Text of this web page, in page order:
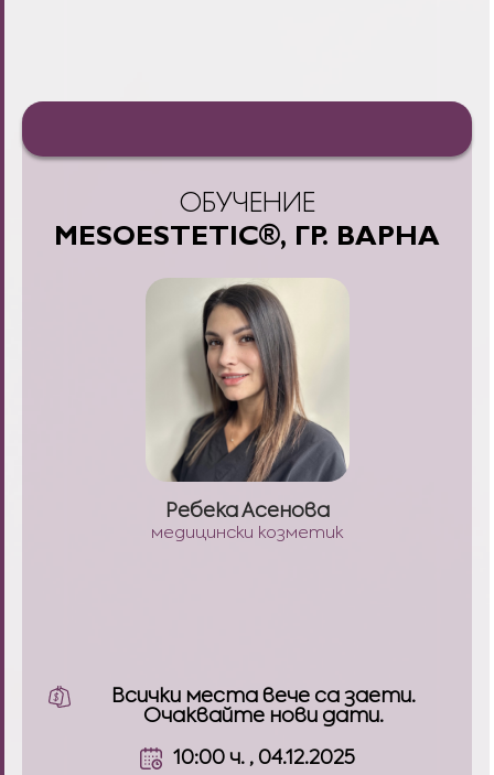
ОБУЧЕНИЕ
MESOESTETIC®, ГР. ВАРНА
Ребека Асенова
медицински козметик
Всички места вече са заети.
Очаквайте нови дати.
10:00 ч. , 04.12.2025